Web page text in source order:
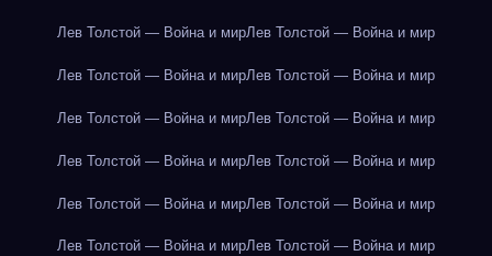
Лев Толстой — Война и мирЛев Толстой — Война и мир
Лев Толстой — Война и мирЛев Толстой — Война и мир
Лев Толстой — Война и мирЛев Толстой — Война и мир
Лев Толстой — Война и мирЛев Толстой — Война и мир
Лев Толстой — Война и мирЛев Толстой — Война и мир
Лев Толстой — Война и мирЛев Толстой — Война и мир